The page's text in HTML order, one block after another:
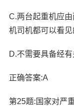
C.两台起重机应
机司机都可以看见
D.不需要具备经
正确答案:A
第25题:国家对严